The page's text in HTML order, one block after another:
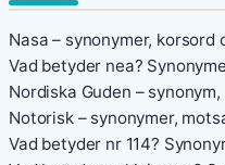
Nasa – synonymer, korsord
Vad betyder nea?
Nordiska Guden –
Notorisk – synonymer,
Vad betyder nr 114?